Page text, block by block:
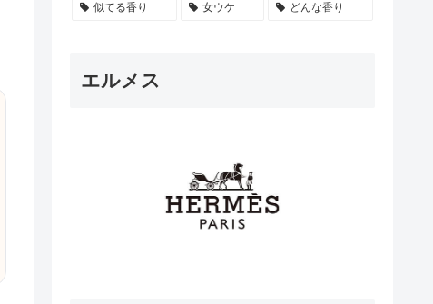
似てる香り 女ウケ どんな香り
エルメス